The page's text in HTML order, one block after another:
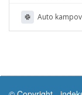
Auto